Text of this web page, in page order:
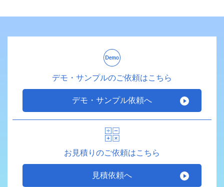
デモ・サンプルのご依頼はこちら
デモ・サンプル依頼へ
お見積りのご依頼はこちら
見積依頼へ